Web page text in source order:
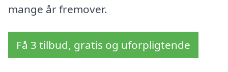
mange år fremover.
Få 3 tilbud, gratis og uforpligtende